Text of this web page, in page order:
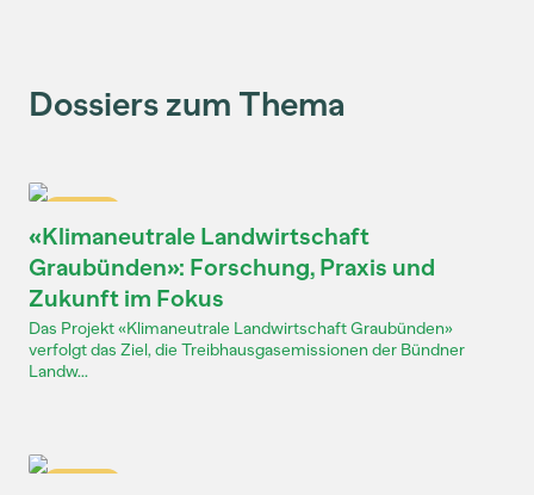
Dossiers zum Thema
«Klimaneutrale Landwirtschaft
Graubünden»: Forschung, Praxis und
Zukunft im Fokus
Das Projekt «Klimaneutrale Landwirtschaft Graubünden»
verfolgt das Ziel, die Treibhausgasemissionen der Bündner
Landw...